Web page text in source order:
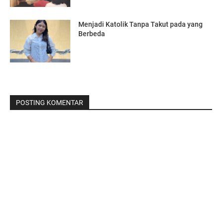
Menjadi Katolik Tanpa Takut pada yang
Berbeda
POSTING KOMENTAR